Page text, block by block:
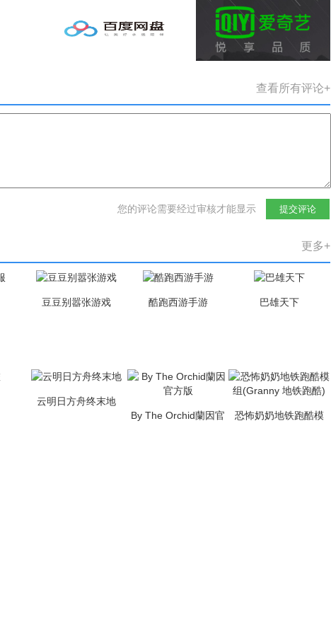
查看所有评论+
您的评论需要经过审核才能显示 提交评论
更多+
豆豆别嚣张游戏 酷跑西游手游 巴雄天下
云明日方舟终末地
By The Orchid蘭因官
恐怖奶奶地铁跑酷模